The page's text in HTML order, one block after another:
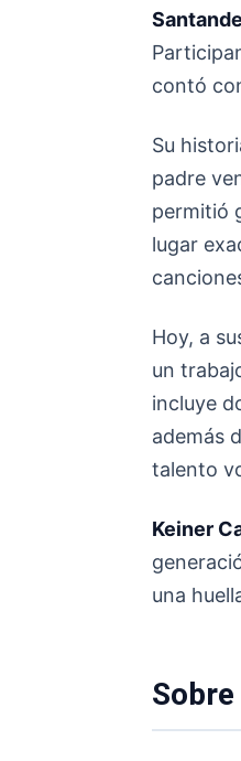
contó
Su
padre
permitió
lugar
Hoy, a
un
incluye
además
talento
Keiner
una